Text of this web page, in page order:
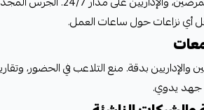
أي نزاعات حول ساعات العمل.
بدقة. منع التلاعب في الحضور،
جهد يدوي.